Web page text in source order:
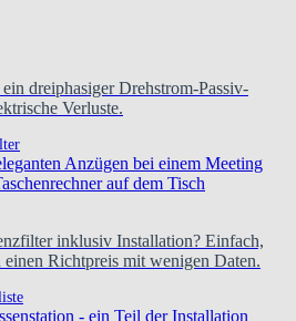
dreiphasiger Drehstrom-Passiv-
Verluste.
inklusiv Installation? Einfach,
einen Richtpreis mit wenigen Daten.